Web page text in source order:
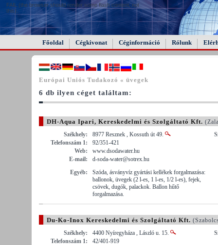
FAIL (the browser should render some flash content, not
this).
Főoldal Cégkivonat Céginformáció Rólunk
Európai Uniós Tudakozó « üvegek
6 db ilyen céget találtam:
DH-Aqua Ipari, Kereskedelmi és Szolgáltató Kft.
Székhely:
8977 Resznek , Kossuth út 49.
Telefonszám 1:
92/351-421
Web:
www.dsodawater.hu
E-mail:
d-soda-water@sotrex.hu
Egyéb:
Szóda, ásványvíz gyártási kellékek forgalmazása:
ballonok, üvegek (2 l-es, 1 l-es, 1/2 l-es), fejek,
csövek, dugók, palackok. Ballon hűtő
forgalmazása.
Du-Ko-Inox Kereskedelmi és Szolgáltató Kft.
Székhely:
4400 Nyíregyháza , László u. 15.
Telefonszám 1:
42/401-919